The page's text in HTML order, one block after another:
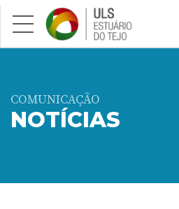
Saltar para conteúdo principal
COMUNICAÇÃO
NOTÍCIAS